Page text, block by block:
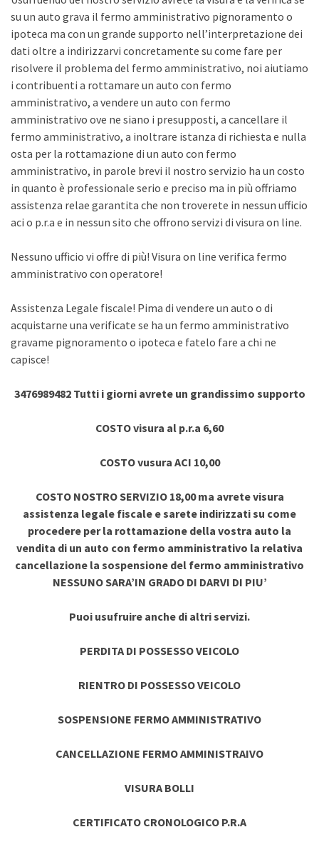
su un auto grava il fermo amministrativo pignoramento o
ipoteca ma con un grande supporto nell’interpretazione dei
dati oltre a indirizzarvi concretamente su come fare per
risolvere il problema del fermo amministrativo, noi aiutiamo
i contribuenti a rottamare un auto con fermo
amministrativo, a vendere un auto con fermo
amministrativo ove ne siano i presupposti, a cancellare il
fermo amministrativo, a inoltrare istanza di richiesta e nulla
osta per la rottamazione di un auto con fermo
amministrativo, in parole brevi il nostro servizio ha un costo
in quanto è professionale serio e preciso ma in più offriamo
assistenza relae garantita che non troverete in nessun ufficio
aci o p.r.a e in nessun sito che offrono servizi di visura on line.
Nessuno ufficio vi offre di più! Visura on line verifica fermo
amministrativo con operatore!
Assistenza Legale fiscale! Pima di vendere un auto o di
acquistarne una verificate se ha un fermo amministrativo
gravame pignoramento o ipoteca e fatelo fare a chi ne
capisce!
3476989482 Tutti i giorni avrete un grandissimo supporto
COSTO visura al p.r.a 6,60
COSTO vusura ACI 10,00
COSTO NOSTRO SERVIZIO 18,00 ma avrete visura
assistenza legale fiscale e sarete indirizzati su come
procedere per la rottamazione della vostra auto la
vendita di un auto con fermo amministrativo la relativa
cancellazione la sospensione del fermo amministrativo
NESSUNO SARA’IN GRADO DI DARVI DI PIU’
Puoi usufruire anche di altri servizi.
PERDITA DI POSSESSO VEICOLO
RIENTRO DI POSSESSO VEICOLO
SOSPENSIONE FERMO AMMINISTRATIVO
CANCELLAZIONE FERMO AMMINISTRAIVO
VISURA BOLLI
CERTIFICATO CRONOLOGICO P.R.A